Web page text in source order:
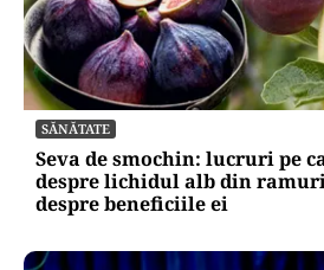
SĂNĂTATE
Seva de smochin: lucruri pe
despre lichidul alb din
despre beneficiile ei